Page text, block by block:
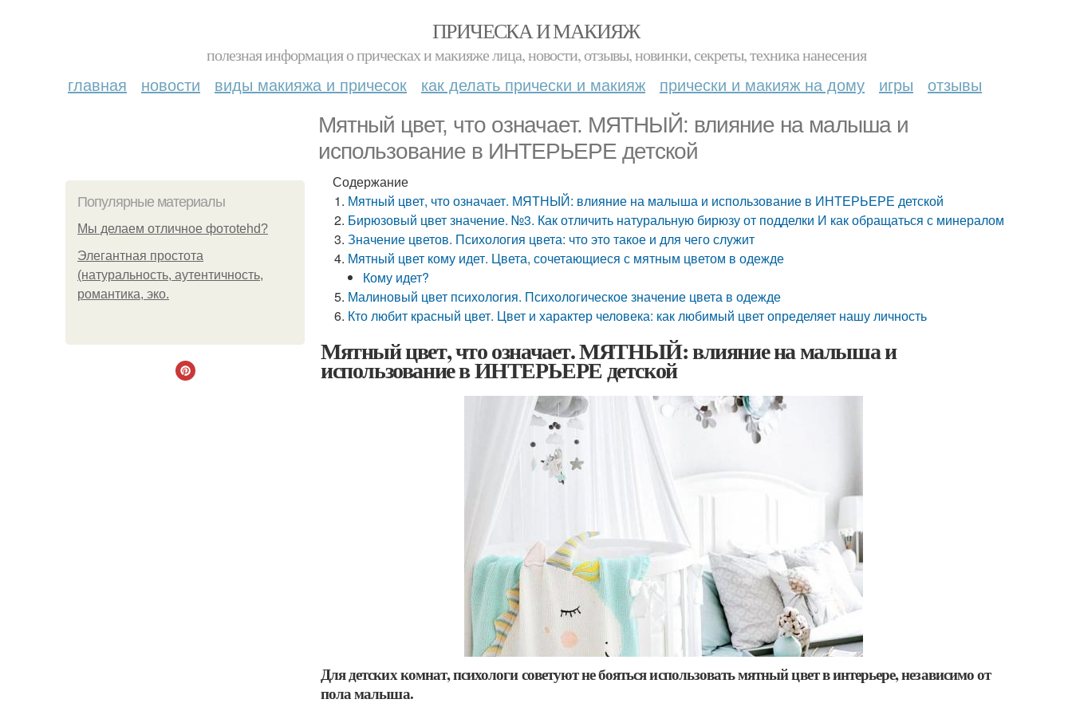
ПРИЧЕСКА И МАКИЯЖ
полезная информация о прическах и макияже лица, новости, отзывы, новинки, секреты, техника нанесения
главная новости виды макияжа и причесок как делать прически и макияж прически и макияж на дому игры отзывы
Мятный цвет, что означает. МЯТНЫЙ: влияние на малыша и
использование в ИНТЕРЬЕРЕ детской
Популярные материалы
Мы делаем отличное фотоtehd?
Элегантная простота
(натуральность, аутентичность,
романтика, эко.
Содержание
Мятный цвет, что означает. МЯТНЫЙ: влияние на малыша и использование в ИНТЕРЬЕРЕ детской
Бирюзовый цвет значение. №3. Как отличить натуральную бирюзу от подделки И как обращаться с минералом
Значение цветов. Психология цвета: что это такое и для чего служит
Мятный цвет кому идет. Цвета, сочетающиеся с мятным цветом в одежде
Кому идет?
Малиновый цвет психология. Психологическое значение цвета в одежде
Кто любит красный цвет. Цвет и характер человека: как любимый цвет определяет нашу личность
Мятный цвет, что означает. МЯТНЫЙ: влияние на малыша и
использование в ИНТЕРЬЕРЕ детской
Для детских комнат, психологи советуют не бояться использовать мятный цвет в интерьере, независимо от
пола малыша.